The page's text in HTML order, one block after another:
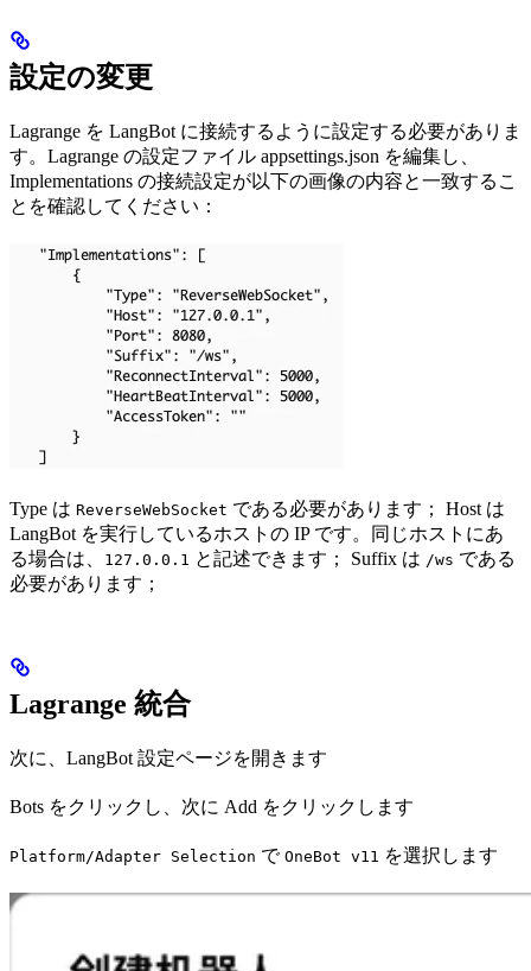
設定の変更
Lagrange を LangBot に接続するように設定する必要がありま
す。Lagrange の設定ファイル appsettings.json を編集し、
Implementations の接続設定が以下の画像の内容と一致するこ
とを確認してください：
Type は ReverseWebSocket である必要があります； Host は
LangBot を実行しているホストの IP です。同じホストにあ
る場合は、
127.0.0.1 と記述できます； Suffix は /ws である
必要があります；
Lagrange 統合
次に、LangBot 設定ページを開きます
Bots をクリックし、次に Add をクリックします
Platform/Adapter Selection で OneBot v11 を選択します